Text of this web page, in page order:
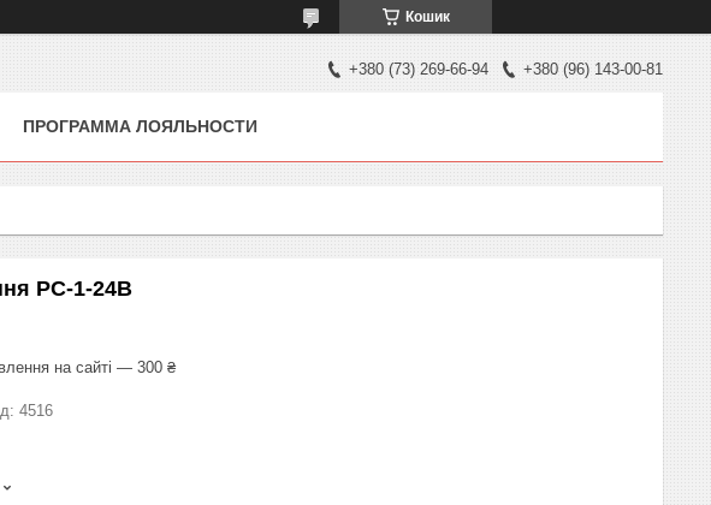
Кошик
+380 (73) 269-66-94 +380 (96) 143-00-81
ПРОГРАММА ЛОЯЛЬНОСТИ
РС-1-24В
на сайті — 300 ₴
4516